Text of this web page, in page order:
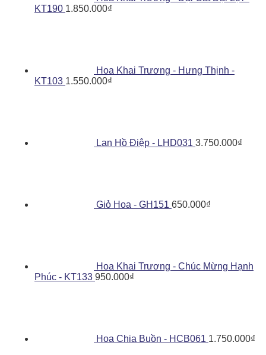
KT190 1.850.000₫
Hoa Khai Trương - Hưng Thịnh -
KT103 1.550.000₫
Lan Hồ Điệp - LHD031 3.750.000₫
Giỏ Hoa - GH151 650.000₫
Hoa Khai Trương - Chúc Mừng Hạnh
Phúc - KT133 950.000₫
Hoa Chia Buồn - HCB061 1.750.000₫